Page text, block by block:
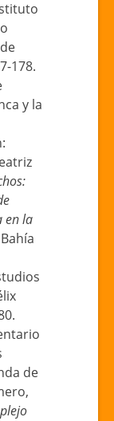
178.
y la
en la
Bahía
de